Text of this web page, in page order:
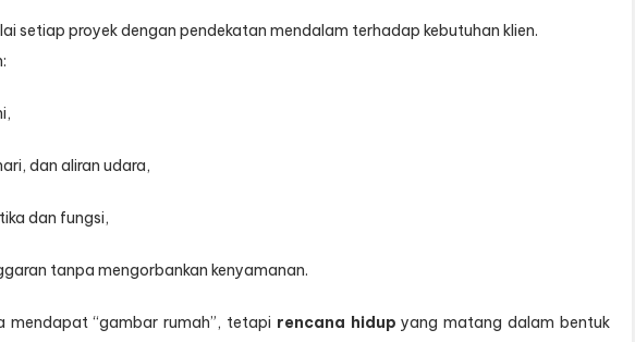
setiap proyek dengan pendekatan mendalam terhadap kebutuhan klien.
dan aliran udara,
dan fungsi,
tanpa mengorbankan kenyamanan.
mendapat “gambar rumah”, tetapi rencana hidup yang matang dalam bentuk